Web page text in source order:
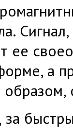
ее
а
образом,
за